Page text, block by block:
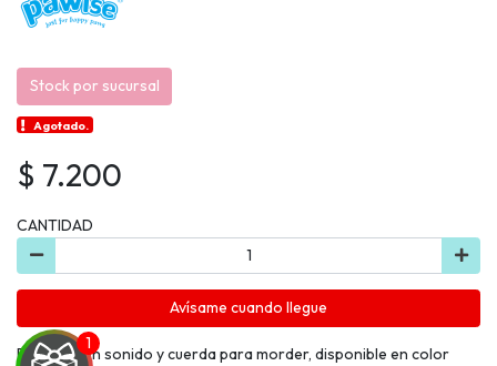
Stock por sucursal
Agotado.
$ 7.200
CANTIDAD
Avísame cuando llegue
Peluche con sonido y cuerda para morder, disponible en color